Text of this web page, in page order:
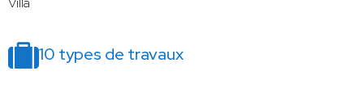
10 types de travaux